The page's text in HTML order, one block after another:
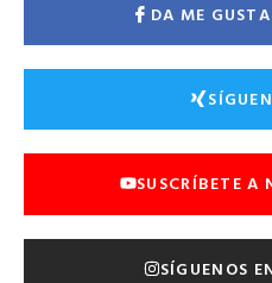
DA ME
SUSCRÍBETE A
SÍGUENOS